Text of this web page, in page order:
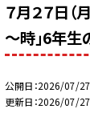
７月２７日
～時」6年生
公開日 2026/07/27
更新日 2026/07/27